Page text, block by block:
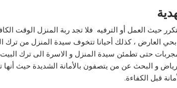
حيث العمل أو الترفيه فلا تجد ربة المنزل الوقت
بحي العارض ، كذلك أحيانا تتخوف سيدة المنزل من ترك
حتى تطمئن سيدة المنزل و الاسرة الى ترك البيت
و البحث عن من يتصفون بالأمانة الشديدة حيث أنها
قبل الكفاءة.